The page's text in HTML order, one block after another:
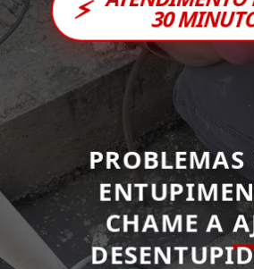
⚡ 30
PROBLEMAS
CHAME A